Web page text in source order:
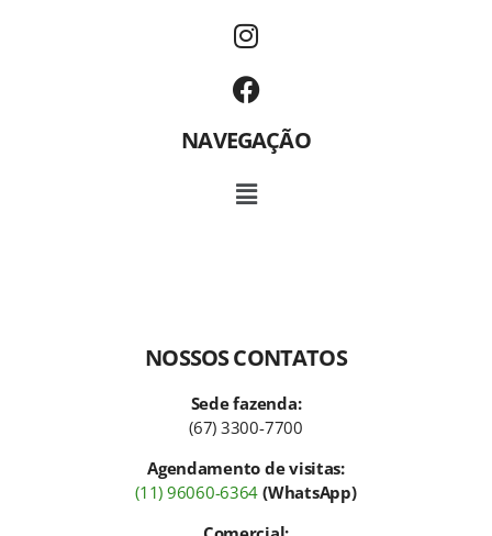
NAVEGAÇÃO
NOSSOS CONTATOS
Sede fazenda:
(67) 3300-7700
Agendamento de visitas:
(11) 96060-6364 (WhatsApp)